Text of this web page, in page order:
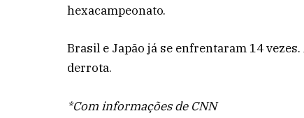
hexacampeonato.
Brasil e Japão já se enfrentaram 14
derrota.
*Com informações de CNN